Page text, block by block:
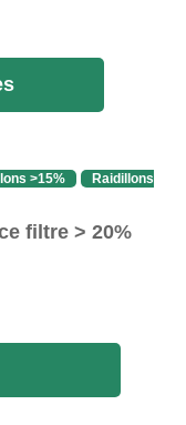
>15%
Raidillons
filtre > 20%